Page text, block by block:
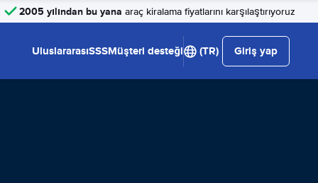
2005 yılından bu yana araç kiralama fiyatlarını karşılaştırıyoruz
UluslararasıSSSMüşteri desteği (TR) Giriş yap